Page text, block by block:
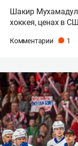
Шакир
хоккея, ценах в
Комментарии 1